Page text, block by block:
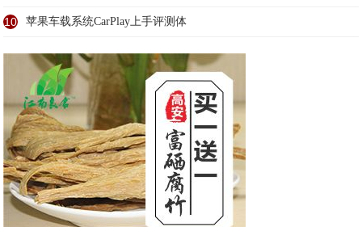
10 苹果车载系统CarPlay上手评测体